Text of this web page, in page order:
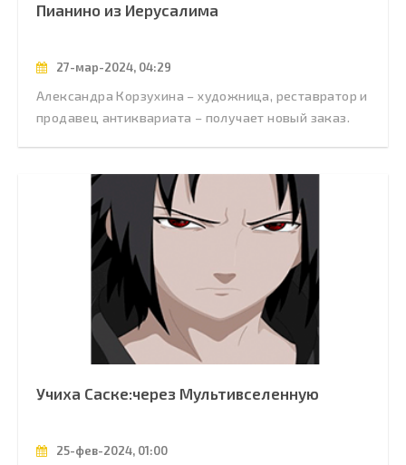
Пианино из Иерусалима
27-мар-2024, 04:29
Александра Корзухина – художница, реставратор и
продавец антиквариата – получает новый заказ.
Учиха Саске:через Мультивселенную
25-фев-2024, 01:00